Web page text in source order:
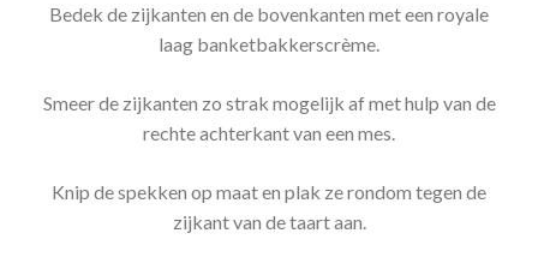
Bedek de zijkanten en de bovenkanten met een royale
laag banketbakkerscrème.
Smeer de zijkanten zo strak mogelijk af met hulp van de
rechte achterkant van een mes.
Knip de spekken op maat en plak ze rondom tegen de
zijkant van de taart aan.